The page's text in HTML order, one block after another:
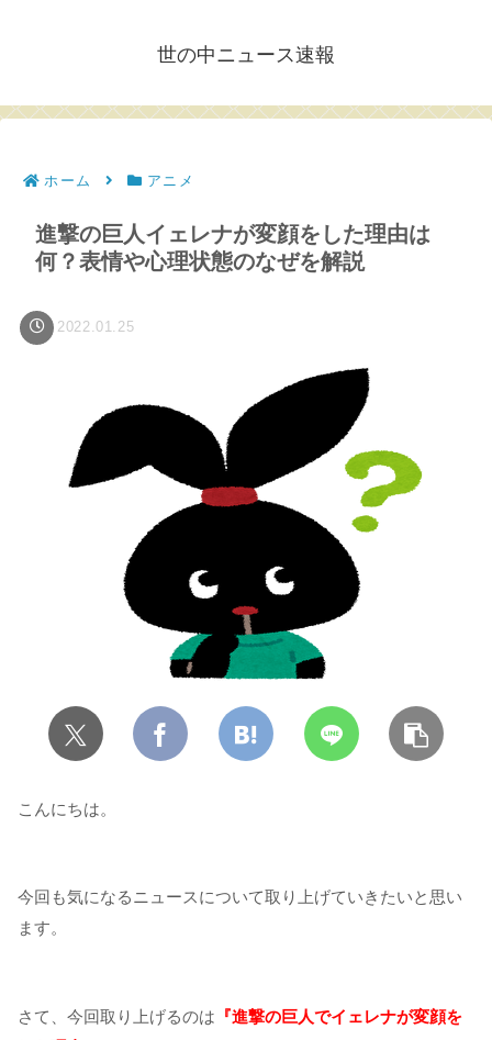
世の中ニュース速報
ホーム アニメ
進撃の巨人イェレナが変顔をした理由は
何？表情や心理状態のなぜを解説
2022.01.25
こんにちは。
今回も気になるニュースについて取り上げていきたいと思い
ます。
さて、今回取り上げるのは 『進撃の巨人でイェレナが変顔を